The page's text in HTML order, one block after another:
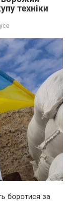
техніки
боротися за